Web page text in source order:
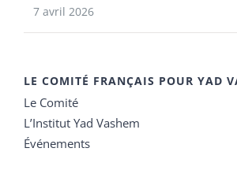
7 avril 2026
LE COMITÉ FRANÇAIS POUR YAD
Le Comité
L’Institut Yad Vashem
Événements